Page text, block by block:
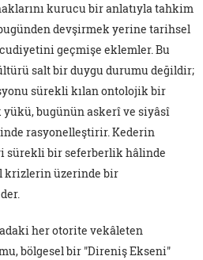
kurucu bir anlatıyla tahkim
devşirmek yerine tarihsel
geçmişe eklemler. Bu
salt bir duygu durumu değildir;
sürekli kılan ontolojik bir
bugünün askerî ve siyâsî
rasyonelleştirir. Kederin
sürekli bir seferberlik hâlinde
krizlerin üzerinde bir
her otorite vekâleten
bölgesel bir "Direniş Ekseni"